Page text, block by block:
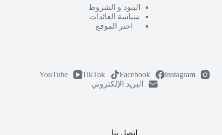
البنود و الشروط
سياسة العائدات
اختر الموقع
Instagram
Facebook
TikTok
YouTube
البريد الإلكتروني
اتصل بنا